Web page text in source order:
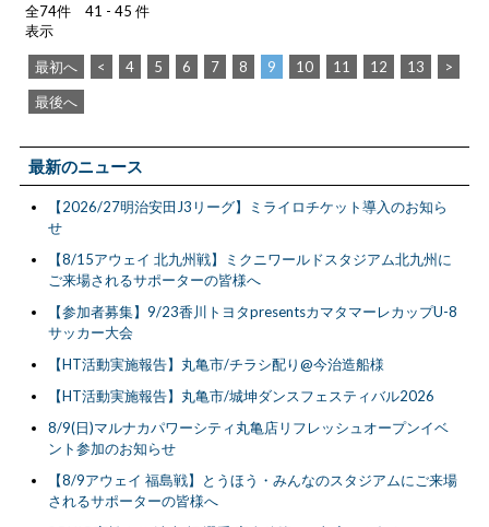
全74件 41 - 45 件
表示
最初へ < 4 5 6 7 8 9 10 11 12 13
>
最後へ
最新のニュース
【2026/27明治安田J3リーグ】ミライロチケット導入のお知ら
せ
【8/15アウェイ 北九州戦】ミクニワールドスタジアム北九州に
ご来場されるサポーターの皆様へ
【参加者募集】9/23香川トヨタpresentsカマタマーレカップU-8
サッカー大会
【HT活動実施報告】丸亀市/チラシ配り@今治造船様
【HT活動実施報告】丸亀市/城坤ダンスフェスティバル2026
8/9(日)マルナカパワーシティ丸亀店リフレッシュオープンイベ
ント参加のお知らせ
【8/9アウェイ 福島戦】とうほう・みんなのスタジアムにご来場
されるサポーターの皆様へ